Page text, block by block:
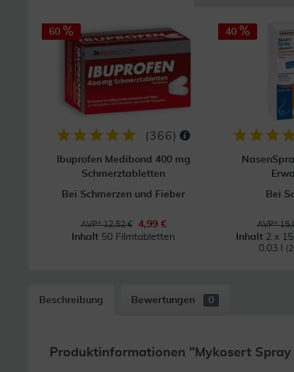
60
(366)
Ibuprofen Medibond 400 mg
Schmerztabletten
Bei Schmerzen und Fieber
AVP* 12,52 €
4,99 €
Inhalt 50 Filmtabletten
40
Bei
AVP*
Inhalt 2 x
0.03 l
Beschreibung Bewertungen 0
Produktinformationen "Mykosert